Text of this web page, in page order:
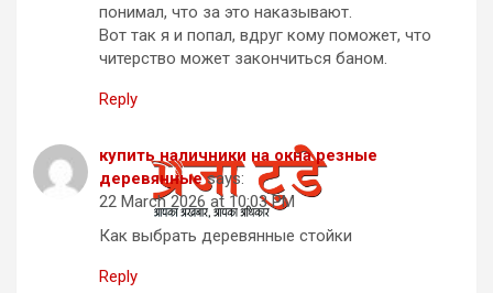
понимал, что за это наказывают.
Вот так я и попал, вдруг кому поможет, что
читерство может закончиться баном.
Reply
купить наличники на окна резные
деревянные says:
22 March 2026 at 10:03 PM
Как выбрать деревянные стойки
Reply